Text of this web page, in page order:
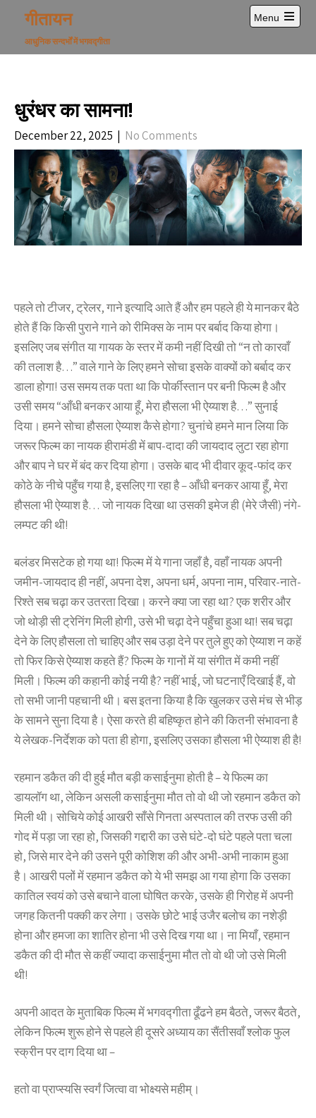
content
गीतायन
आधुनिक सन्दर्भों में भगवद्गीता
Menu
Open
धुरंधर का सामना!
December 22, 2025 | No Comments
पहले तो टीजर, ट्रेलर, गाने इत्यादि आते हैं और हम पहले ही ये मानकर बैठे
होते हैं कि किसी पुराने गाने को रीमिक्स के नाम पर बर्बाद किया होगा।
इसलिए जब संगीत या गायक के स्तर में कमी नहीं दिखी तो “न तो कारवाँ
की तलाश है…” वाले गाने के लिए हमने सोचा इसके वाक्यों को बर्बाद कर
डाला होगा! उस समय तक पता था कि पोर्कीस्तान पर बनी फिल्म है और
उसी समय “आँधी बनकर आया हूँ, मेरा हौसला भी ऐय्याश है…” सुनाई
दिया। हमने सोचा हौसला ऐय्याश कैसे होगा? चुनांचे हमने मान लिया कि
जरूर फिल्म का नायक हीरामंडी में बाप-दादा की जायदाद लुटा रहा होगा
और बाप ने घर में बंद कर दिया होगा। उसके बाद भी दीवार कूद-फांद कर
कोठे के नीचे पहुँच गया है, इसलिए गा रहा है – आँधी बनकर आया हूँ, मेरा
हौसला भी ऐय्याश है… जो नायक दिखा था उसकी इमेज ही (मेरे जैसी) नंगे-
लम्पट की थी!
बलंडर मिसटेक हो गया था! फिल्म में ये गाना जहाँ है, वहाँ नायक अपनी
जमीन-जायदाद ही नहीं, अपना देश, अपना धर्म, अपना नाम, परिवार-नाते-
रिश्ते सब चढ़ा कर उतरता दिखा। करने क्या जा रहा था? एक शरीर और
जो थोड़ी सी ट्रेनिंग मिली होगी, उसे भी चढ़ा देने पहुँचा हुआ था! सब चढ़ा
देने के लिए हौसला तो चाहिए और सब उड़ा देने पर तुले हुए को ऐय्याश न कहें
तो फिर किसे ऐय्याश कहते हैं? फिल्म के गानों में या संगीत में कमी नहीं
मिली। फिल्म की कहानी कोई नयी है? नहीं भाई, जो घटनाएँ दिखाई हैं, वो
तो सभी जानी पहचानी थी। बस इतना किया है कि खुलकर उसे मंच से भीड़
के सामने सुना दिया है। ऐसा करते ही बहिष्कृत होने की कितनी संभावना है
ये लेखक-निर्देशक को पता ही होगा, इसलिए उसका हौसला भी ऐय्याश ही है!
रहमान डकैत की दी हुई मौत बड़ी कसाईनुमा होती है – ये फिल्म का
डायलॉग था, लेकिन असली कसाईनुमा मौत तो वो थी जो रहमान डकैत को
मिली थी। सोचिये कोई आखरी साँसे गिनता अस्पताल की तरफ उसी की
गोद में पड़ा जा रहा हो, जिसकी गद्दारी का उसे घंटे-दो घंटे पहले पता चला
हो, जिसे मार देने की उसने पूरी कोशिश की और अभी-अभी नाकाम हुआ
है। आखरी पलों में रहमान डकैत को ये भी समझ आ गया होगा कि उसका
कातिल स्वयं को उसे बचाने वाला घोषित करके, उसके ही गिरोह में अपनी
जगह कितनी पक्की कर लेगा। उसके छोटे भाई उजैर बलोच का नशेड़ी
होना और हमजा का शातिर होना भी उसे दिख गया था। ना मियाँ, रहमान
डकैत की दी मौत से कहीं ज्यादा कसाईनुमा मौत तो वो थी जो उसे मिली
थी!
अपनी आदत के मुताबिक फिल्म में भगवद्गीता ढूँढने हम बैठते, जरूर बैठते,
लेकिन फिल्म शुरू होने से पहले ही दूसरे अध्याय का सैंतीसवाँ श्लोक फुल
स्क्रीन पर दाग दिया था –
हतो वा प्राप्स्यसि स्वर्गं जित्वा वा भोक्ष्यसे महीम्।